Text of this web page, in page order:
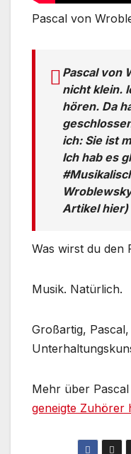
Pascal von
Pascal von
nicht klein.
hören. Da
ich: Sie ist
Ich hab es
Artikel hier)
Was wirst du den
Musik. Natürlich.
Großartig,
Mehr über
geneigte Zuhörer